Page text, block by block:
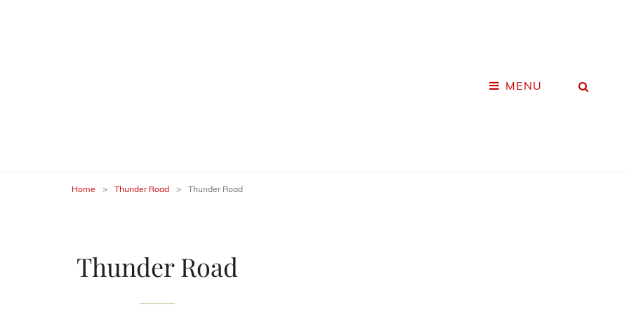
MENU
Home > Thunder Road > Thunder Road
Thunder Road